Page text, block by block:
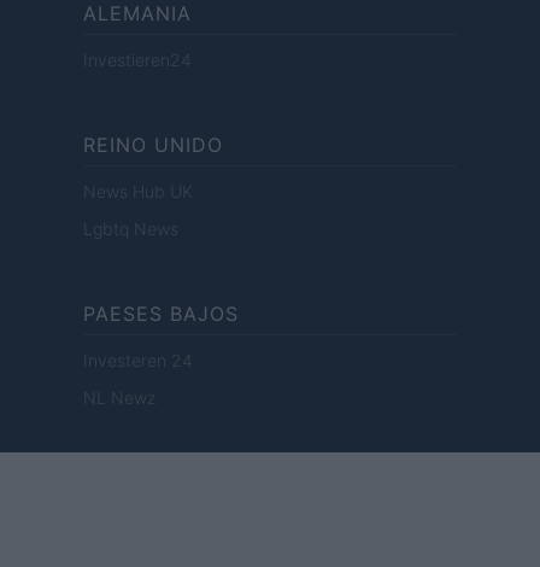
ALEMANIA
Investieren24
REINO UNIDO
News Hub UK
Lgbtq News
PAESES BAJOS
Investeren 24
NL Newz